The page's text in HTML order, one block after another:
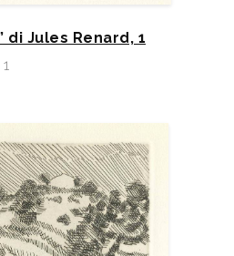
di Jules Renard, 1